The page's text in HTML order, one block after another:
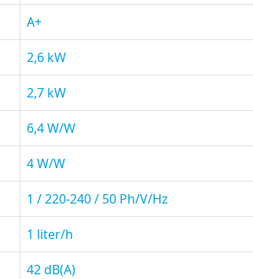
A+
2,6 kW
2,7 kW
6,4 W/W
4 W/W
1 / 220-240 / 50 Ph/V/Hz
1 liter/h
42 dB(A)